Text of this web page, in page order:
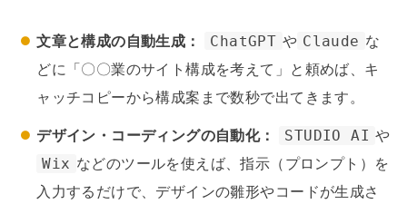
文章と構成の自動生成： ChatGPT や Claude な
どに「〇〇業のサイト構成を考えて」と頼めば、キ
ャッチコピーから構成案まで数秒で出てきます。
デザイン・コーディングの自動化： STUDIO AI や
Wix などのツールを使えば、指示（プロンプト）を
入力するだけで、デザインの雛形やコードが生成さ